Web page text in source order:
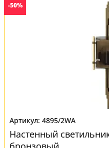
-50%
4895/2WA
Настенный